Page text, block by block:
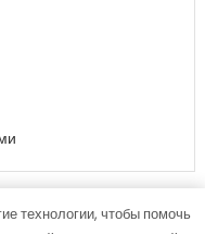
технологии, чтобы помочь